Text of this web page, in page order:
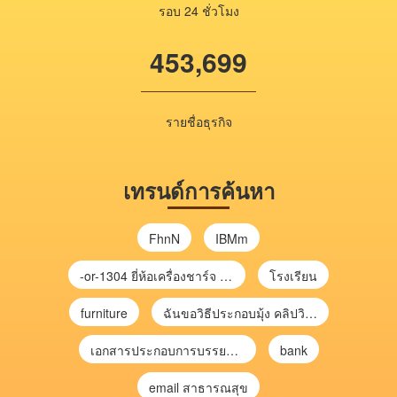
รอบ 24 ชั่วโมง
453,699
รายชื่อธุรกิจ
เทรนด์การค้นหา
FhnN IBMm
-or-1304 ยี่ห้อเครื่องชาร์จ chargecore โรงเรียน
furniture ฉันขอวิธีประกอบมุ้ง คลิปวิดีโอ การประกอบมุ้ง
เอกสารประกอบการบรรยาย การประเมินความเสี่ยงเพื่อวางแผนการตรวจสอบ \ bank
email สาธารณสุข